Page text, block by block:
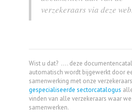
verzekeraars via deze
Wist u dat? .... deze
automatisch wordt bijgewerkt door
samenwerking met onze
gespecialiseerde sectorcatalogus
vinden van alle verzekeraars waar
samenwerken.